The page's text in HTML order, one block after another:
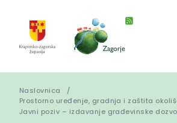
Naslovnica
Prostorno uređenje, gradnja i zaštita
Javni poziv – izdavanje građevinske